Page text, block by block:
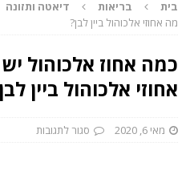
בית בריאות דיאטה ותזונה
מה אחוזי אלכוהול ביין לבן?
כמה אחוז אלכוהול יש
אחוזי אלכוהול ביין
מאי 6, 2020 סגור לתגובות